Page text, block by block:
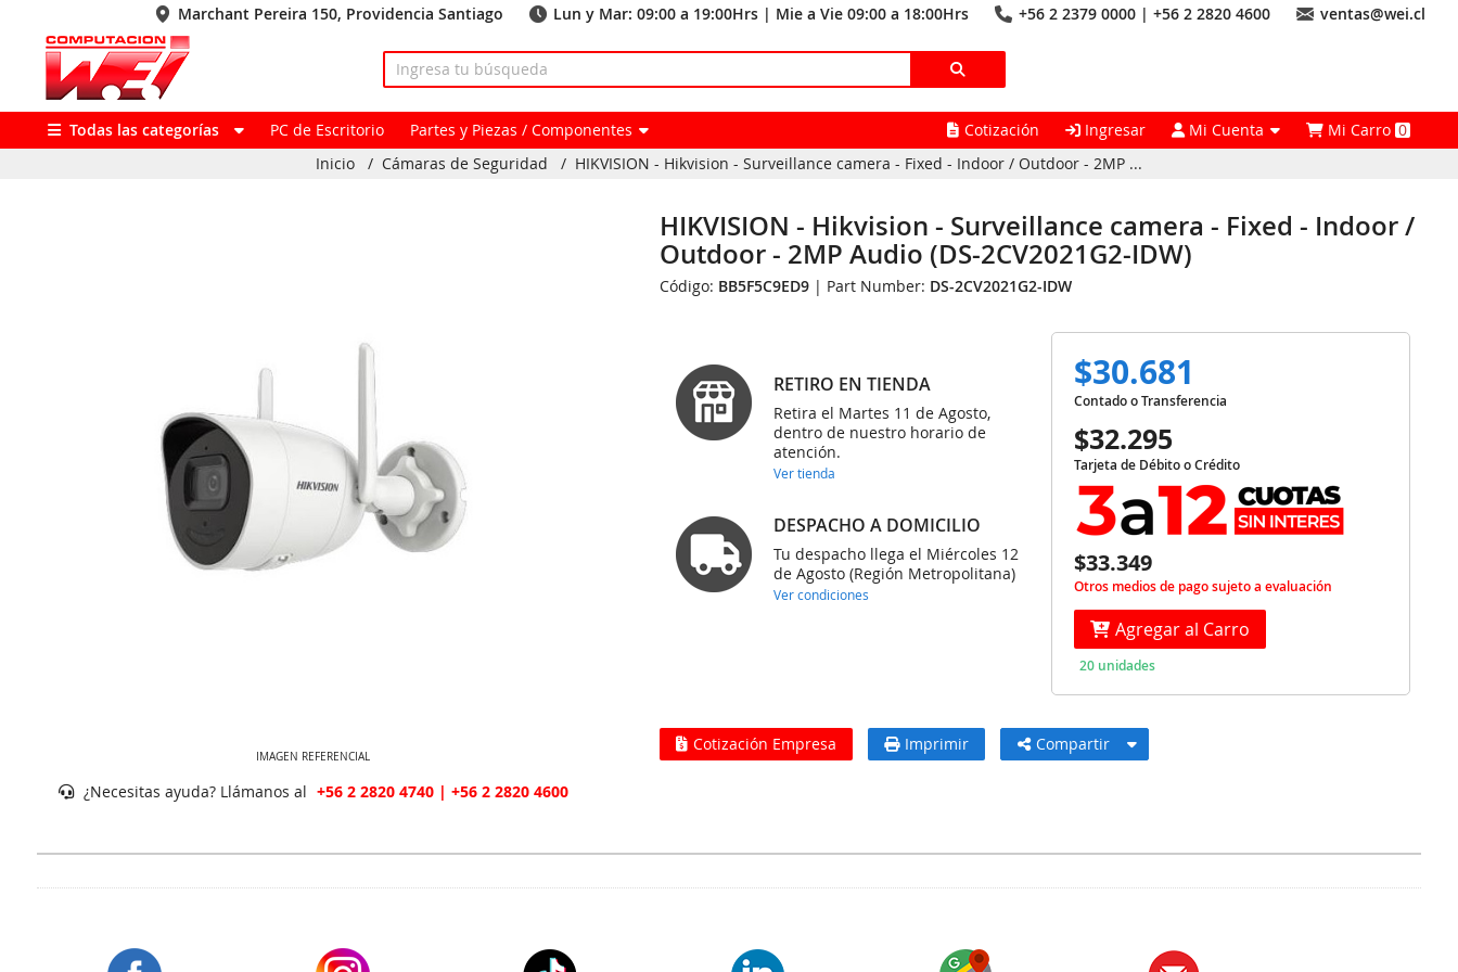
Marchant Pereira 150, Providencia Santiago Lun y Mar: 09:00 a 19:00Hrs | Mie a Vie 09:00 a 18:00Hrs +56 2 2379 0000 | +56 2 2820 4600 ventas@wei.cl
Todas las categorías PC de Escritorio Partes y Piezas / Componentes Cotización Ingresar Mi Cuenta Mi Carro0
Inicio
/ Cámaras de Seguridad / HIKVISION - Hikvision - Surveillance camera - Fixed - Indoor / Outdoor - 2MP ...
IMAGEN REFERENCIAL
¿Necesitas ayuda? Llámanos al +56 2 2820 4740 | +56 2 2820 4600
HIKVISION - Hikvision - Surveillance camera - Fixed - Indoor /
Outdoor - 2MP Audio (DS-2CV2021G2-IDW)
Código: BB5F5C9ED9 | Part Number: DS-2CV2021G2-IDW
RETIRO EN TIENDA
Retira el Martes 11 de Agosto,
dentro de nuestro horario de
atención.
Ver tienda
DESPACHO A DOMICILIO
Tu despacho llega el Miércoles 12
de Agosto (Región Metropolitana)
Ver condiciones
$30.681
Contado o Transferencia
$32.295
Tarjeta de Débito o Crédito
$33.349
Otros medios de pago sujeto a evaluación
Agregar al Carro
20 unidades
Cotización Empresa Imprimir Compartir